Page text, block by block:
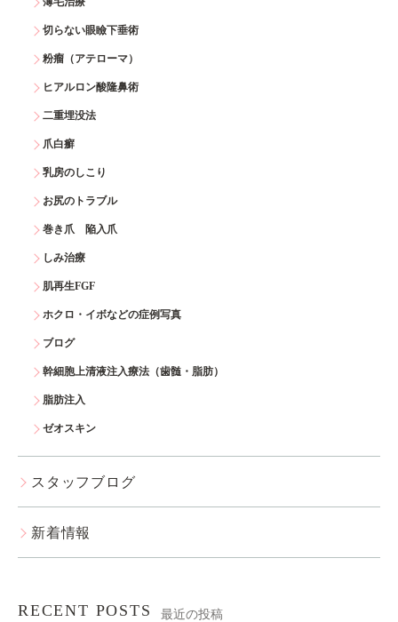
切らない眼瞼下垂術
粉瘤（アテローマ）
ヒアルロン酸隆鼻術
二重埋没法
爪白癬
乳房のしこり
お尻のトラブル
巻き爪 陥入爪
しみ治療
肌再生FGF
ホクロ・イボなどの症例写真
ブログ
幹細胞上清液注入療法（歯髄・脂肪）
脂肪注入
ゼオスキン
スタッフブログ
新着情報
RECENT POSTS 最近の投稿